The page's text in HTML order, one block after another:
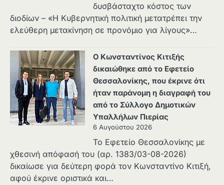
δυσβάσταχτο κόστος των
διοδίων – «Η Κυβερνητική πολιτική μετατρέπει την
ελεύθερη μετακίνηση σε προνόμιο για λίγους»…
Ο Κωνσταντίνος Κιτιξής
δικαιώθηκε από το Εφετείο
Θεσσαλονίκης, που έκρινε ότι
ήταν παράνομη η διαγραφή του
από το Σύλλογο Δημοτικών
Υπαλλήλων Πιερίας
6 Αυγούστου 2026
Το Εφετείο Θεσσαλονίκης με
χθεσινή απόφασή του (αρ. 1383/03-08-2026)
δικαίωσε για δεύτερη φορά τον Κωνσταντίνο Κιτιξή,
αφού έκρινε οριστικά και…